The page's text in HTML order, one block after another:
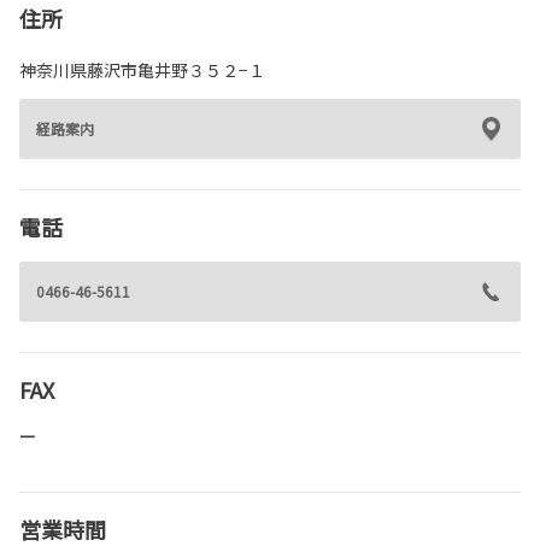
住所
神奈川県藤沢市亀井野３５２−１
経路案内
電話
0466-46-5611
FAX
ー
営業時間